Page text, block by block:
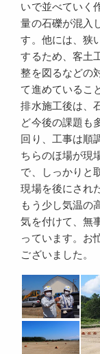
いで並べていく
量の石礫が混入
す。他には、狭
するため、客土
整を図るなどの
て進めているこ
排水施工後は、
ど今後の課題も
回り、工事は順
ちらのほ場が現
で、しっかりと
現場を後にされ
もう少し気温の
気を付けて、無
っています。お
ございました。